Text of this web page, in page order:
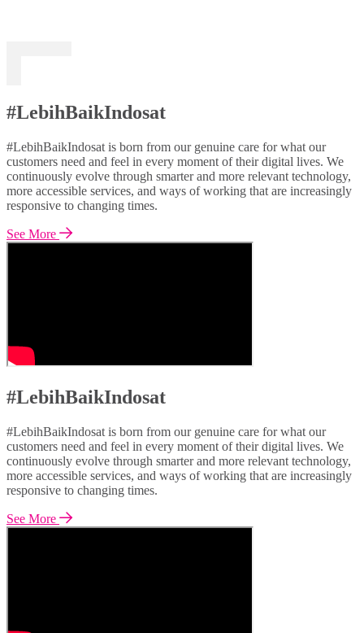
#LebihBaikIndosat
#LebihBaikIndosat is born from our genuine care for what our
customers need and feel in every moment of their digital lives. We
continuously evolve through smarter and more relevant technology,
more accessible services, and ways of working that are increasingly
responsive to changing times.
See More
#LebihBaikIndosat
#LebihBaikIndosat is born from our genuine care for what our
customers need and feel in every moment of their digital lives. We
continuously evolve through smarter and more relevant technology,
more accessible services, and ways of working that are increasingly
responsive to changing times.
See More